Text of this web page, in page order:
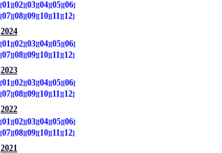
01
02 03 04 05 06
07 08 09 10 11
12
2024
01
02 03 04 05 06
07 08 09 10 11
12
2023
01
02 03 04 05 06
07 08 09 10 11
12
2022
01
02 03 04 05 06
07 08 09 10 11
12
2021